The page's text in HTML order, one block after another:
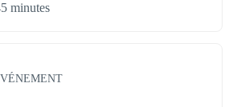
minutes